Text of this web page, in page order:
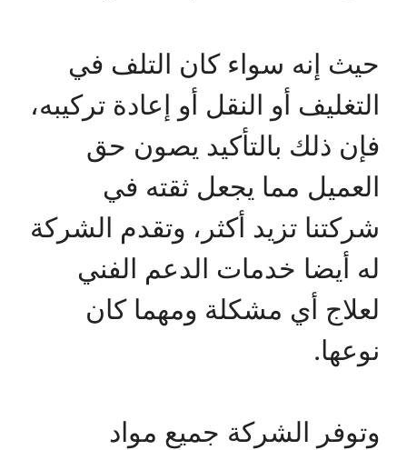
حيث إنه سواء كان التلف في
التغليف أو النقل أو إعادة تركيبه،
فإن ذلك بالتأكيد يصون حق
العميل مما يجعل ثقته في
شركتنا تزيد أكثر، وتقدم الشركة
له أيضا خدمات الدعم الفني
لعلاج أي مشكلة ومهما كان
نوعها.
وتوفر الشركة جميع مواد